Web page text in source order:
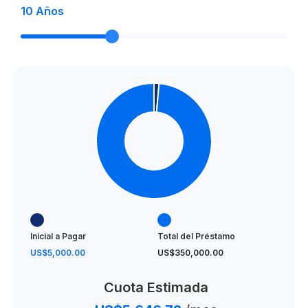
10 Años
Inicial a Pagar
US$5,000.00
Total del Préstamo
US$350,000.00
Cuota Estimada